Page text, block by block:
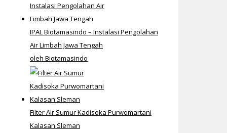
IPAL Biotamasindo – Instalasi Pengolahan
Air Limbah Jawa Tengah
oleh Biotamasindo
Filter Air Sumur Kadisoka Purwomartani
Kalasan Sleman